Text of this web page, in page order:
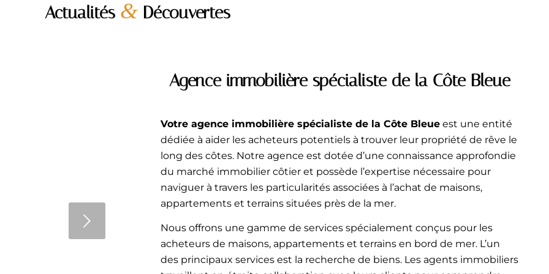
Actualités &Découvertes
article, nous
Agence immobilière spécialiste de la Côte Bleue
Votre agence immobilière spécialiste de la Côte Bleue est une entité
dédiée à aider les acheteurs potentiels à trouver leur propriété de rêve le
long des côtes. Notre agence est dotée d’une connaissance approfondie
du marché immobilier côtier et possède l’expertise nécessaire pour
naviguer à travers les particularités associées à l’achat de maisons,
appartements et terrains situées près de la mer.
Nous offrons une gamme de services spécialement conçus pour les
acheteurs de maisons, appartements et terrains en bord de mer. L’un
des principaux services est la recherche de biens. Les agents immobiliers